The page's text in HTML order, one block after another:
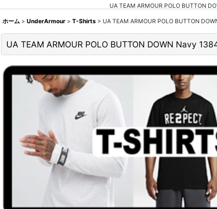
UA TEAM ARMOUR POLO BUTTON
ホーム > UnderArmour > T-Shirts > UA TEAM ARMOUR POLO BUTTON
UA TEAM ARMOUR POLO BUTTON DOWN Navy